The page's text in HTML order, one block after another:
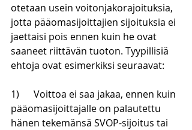
otetaan usein voitonjakorajoituksia,
jotta pääomasijoittajien sijoituksia ei
jaettaisi pois ennen kuin he ovat
saaneet riittävän tuoton. Tyypillisiä
ehtoja ovat esimerkiksi seuraavat:
1) Voittoa ei saa jakaa, ennen kuin
pääomasijoittajalle on palautettu
hänen tekemänsä SVOP-sijoitus tai